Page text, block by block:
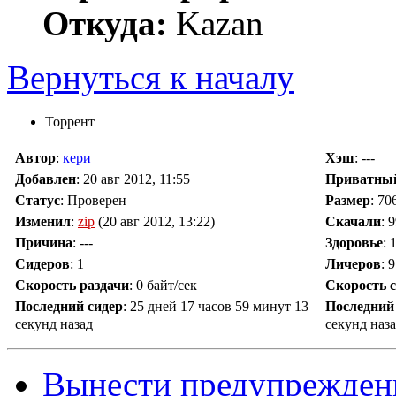
Откуда: Kazan
Вернуться к началу
Торрент
Автор: кери Хэш: ---
Добавлен: 20 авг 2012, 11:55
Статус: Проверен Размер:
Изменил: zip (20 авг 2012, 13:22) Скачали:
Причина: --- Здоровье:
Сидеров: 1 Личеров: 9
Скорость раздачи: 0 байт/сек
Скорость
Последний сидер: 25 дней 17 часов 59 минут 13
секунд назад
секунд
Вынести